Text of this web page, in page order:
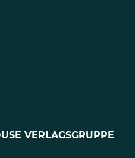
VERLAGSGRUPPE